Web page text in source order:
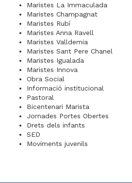
Maristes La Immaculada
Maristes Champagnat
Maristes Rubí
Maristes Anna Ravell
Maristes Valldemia
Maristes Sant Pere Chanel
Maristes Igualada
Maristes Innova
Obra Social
Informació institucional
Pastoral
Bicentenari Marista
Jornades Portes Obertes
Drets dels infants
SED
Moviments juvenils